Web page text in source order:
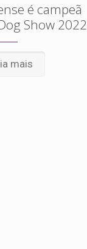
é campeã
Show 2022
mais